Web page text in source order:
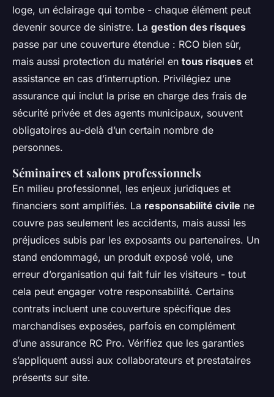
loge, un éclairage qui tombe - chaque élément peut
devenir source de sinistre. La gestion des risques
passe par une couverture étendue : RCO bien sûr,
mais aussi protection du matériel en tous risques et
assistance en cas d’interruption. Privilégiez une
assurance qui inclut la prise en charge des frais de
sécurité privée et des agents municipaux, souvent
obligatoires au-delà d’un certain nombre de
personnes.
Séminaires et salons professionnels
En milieu professionnel, les enjeux juridiques et
financiers sont amplifiés. La responsabilité civile ne
couvre pas seulement les accidents, mais aussi les
préjudices subis par les exposants ou partenaires. Un
stand endommagé, un produit exposé volé, une
erreur d’organisation qui fait fuir les visiteurs - tout
cela peut engager votre responsabilité. Certains
contrats incluent une couverture spécifique des
marchandises exposées, parfois en complément
d’une assurance RC Pro. Vérifiez que les garanties
s’appliquent aussi aux collaborateurs et prestataires
présents sur site.